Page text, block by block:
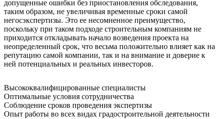
допущенные ошибки без приостановления обследования,
таким образом, не увеличивая временные сроки самой
негосэкспертизы. Это ее несомненное преимущество,
поскольку при таком подходе строительным компаниям не
приходится откладывать начало возведения проекта на
неопределенный срок, что весьма положительно влияет как на
репутацию самой компании, так и на внимание и доверие к
ней потенциальных и реальных инвесторов.
Высококвалифицированные специалисты
Оптимальные условия сотрудничества
Соблюдение сроков проведения экспертизы
Опыт работы во всех видах градостроительной деятельности